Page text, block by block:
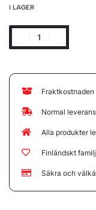
I LAGER
Normal
Alla produkter
Finländskt
Säkra och